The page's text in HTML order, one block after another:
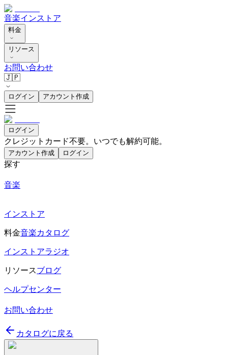
音楽インストア
料金
リソース
お問い合わせ
🇯🇵
ログイン アカウント作成
ログイン
クレジットカード不要。いつでも解約可能。
アカウント作成 ログイン
探す
音楽
インストア
料金音楽カタログ
インストアラジオ
リソースブログ
ヘルプセンター
お問い合わせ
カタログに戻る